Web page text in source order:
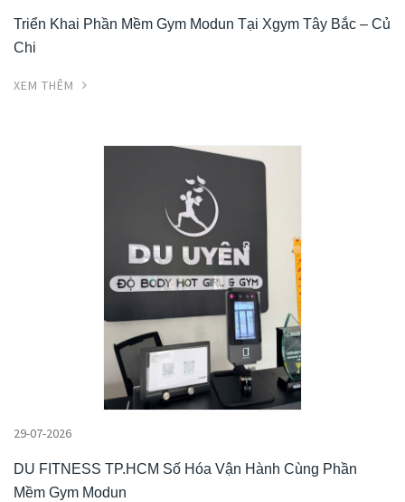
Triển Khai Phần Mềm Gym Modun Tại Xgym Tây Bắc – Củ
Chi
XEM THÊM
29-07-2026
DU FITNESS TP.HCM Số Hóa Vận Hành Cùng Phần
Mềm Gym Modun